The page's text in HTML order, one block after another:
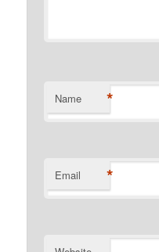
Name *
Email *